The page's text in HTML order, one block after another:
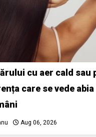
cu aer cald sau
care se vede abia
Aug 06, 2026